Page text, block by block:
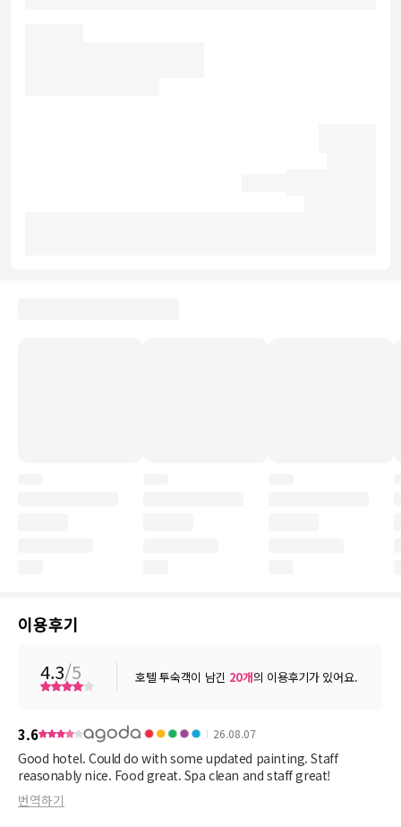
이용후기
4.3/5 호텔 투숙객이 남긴 20개의 이용후기가 있어요.
3.6 26.08.07
Good hotel. Could do with some updated painting. Staff
reasonably nice. Food great. Spa clean and staff great!
번역하기